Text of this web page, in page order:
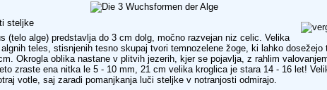
steljke
(telo alge) predstavlja do 3 cm dolg, močno razvejan niz celic. Velika
teles, stisnjenih tesno skupaj tvori temnozelene žoge, ki lahko dosežejo
Okrogla oblika nastane v plitvih jezerih, kjer se pojavlja, z rahlim
zraste ena nitka le 5 - 10 mm, 21 cm velika kroglica je stara 14 - 16 let!
votle, saj zaradi pomanjkanja luči steljke v notranjosti odmirajo.